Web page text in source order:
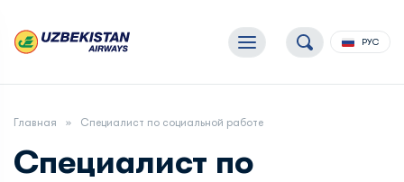
РУС
Главная Специалист по социальной работе
Специалист по